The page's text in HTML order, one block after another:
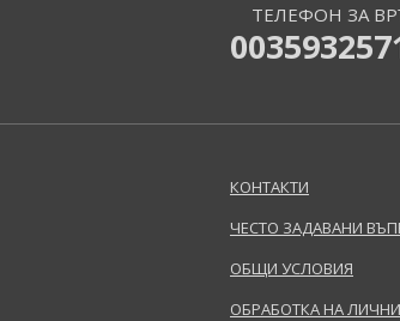
Ard Al Zaafaran (21)
Ariana Grande (18)
ТЕЛЕФОН ЗА
КОНТАКТИ
ЧЕСТО ЗАДАВАНИ
ОБЩИ УСЛОВИЯ
ОБРАБОТКА НА